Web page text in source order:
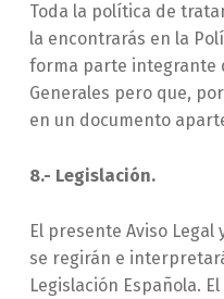
Toda la política de
la encontrarás en la
forma parte integrante
Generales pero que,
en un documento
8.- Legislación.
El presente Aviso
se regirán e
Legislación Española.